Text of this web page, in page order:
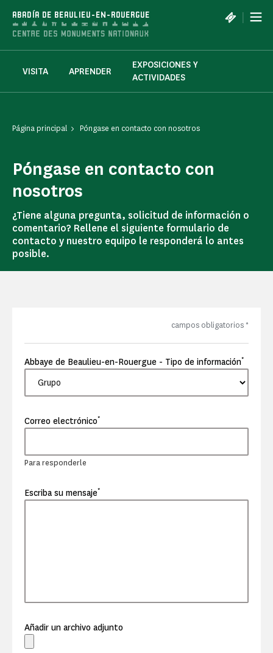
ABADÍA DE BEAULIEU-EN-ROUERGUE |
VISITA APRENDER
EXPOSICIONES Y
ACTIVIDADES
Página principal Póngase en contacto con nosotros
Póngase en contacto con
nosotros
¿Tiene alguna pregunta, solicitud de información o
comentario? Rellene el siguiente formulario de
contacto y nuestro equipo le responderá lo antes
posible.
campos obligatorios*
Abbaye de Beaulieu-en-Rouergue - Tipo de información*
Correo electrónico*
Para responderle
Escriba su mensaje*
Añadir un archivo adjunto